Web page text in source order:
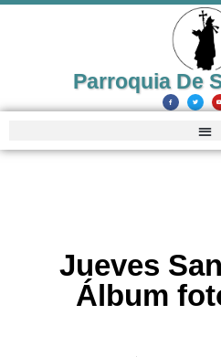
Parroquia De
Jueves
Álbum